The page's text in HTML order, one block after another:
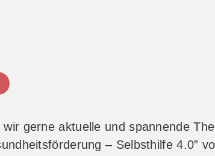
gerne aktuelle und spannende
– Selbsthilfe 4.0”